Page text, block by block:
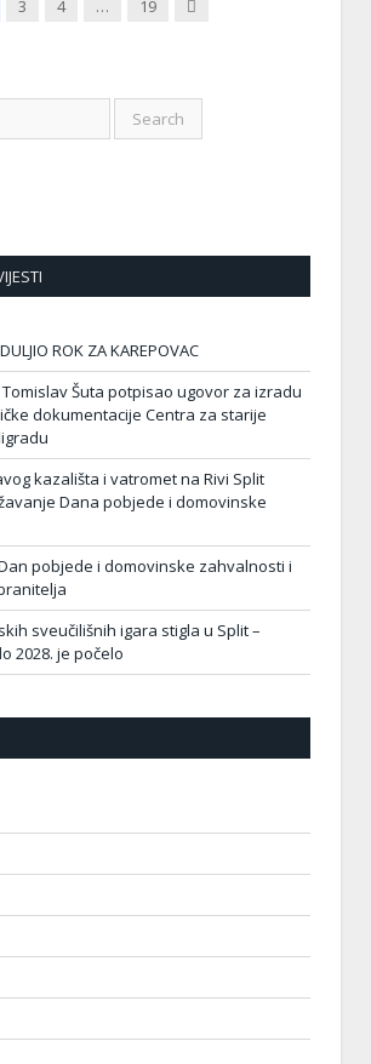
3 4 … 19 Next
ROK ZA KAREPOVAC
Šuta potpisao ugovor za izradu
dokumentacije Centra za starije
kazališta i vatromet na Rivi Split
Dana pobjede i domovinske
pobjede i domovinske zahvalnosti i
sveučilišnih igara stigla u Split –
2028. je počelo